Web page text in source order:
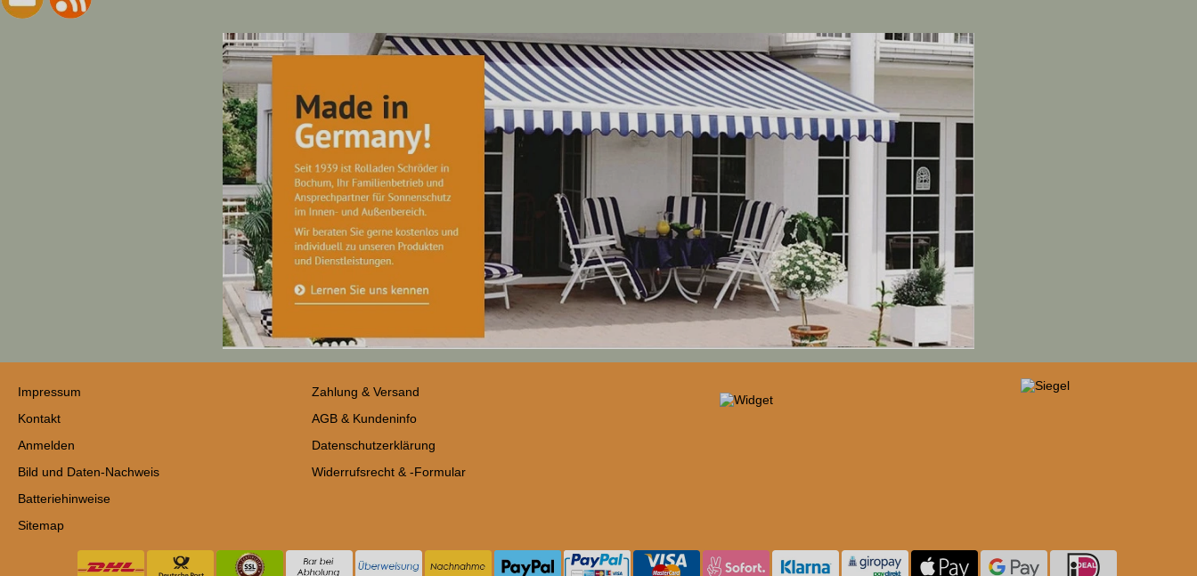
Impressum
Kontakt
Anmelden
Bild und Daten-Nachweis
Batteriehinweise
Sitemap
Zahlung & Versand
AGB & Kundeninfo
Datenschutzerklärung
Widerrufsrecht & -Formular